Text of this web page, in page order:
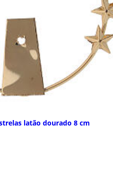
latão dourado 8 cm